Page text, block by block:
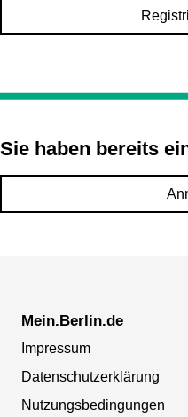
Sie haben bereits
Mein.Berlin.de
Impressum
Datenschutzerklärung
Nutzungsbedingungen